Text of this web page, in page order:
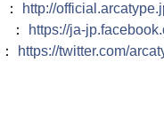
http://
：
https://ja-
https://twitter.com/